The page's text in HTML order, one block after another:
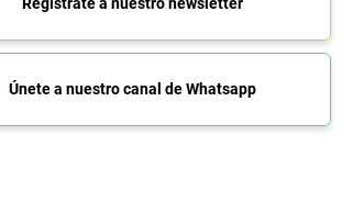
Únete a nuestro canal de Whatsapp